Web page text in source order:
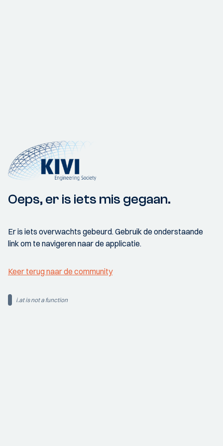
Oeps, er is iets mis gegaan.
Er is iets overwachts gebeurd. Gebruik de onderstaande
link om te navigeren naar de applicatie.
Keer terug naar de community
i.at is not a function